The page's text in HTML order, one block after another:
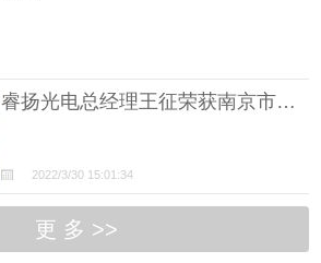
睿扬光电总经理王征荣获南京市…
2022/3/30 15:01:34
更 多 >>